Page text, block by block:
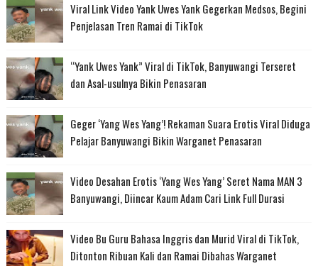
Viral Link Video Yank Uwes Yank Gegerkan Medsos, Begini
Penjelasan Tren Ramai di TikTok
“Yank Uwes Yank” Viral di TikTok, Banyuwangi Terseret
dan Asal-usulnya Bikin Penasaran
Geger ‘Yang Wes Yang’! Rekaman Suara Erotis Viral Diduga
Pelajar Banyuwangi Bikin Warganet Penasaran
Video Desahan Erotis ‘Yang Wes Yang’ Seret Nama MAN 3
Banyuwangi, Diincar Kaum Adam Cari Link Full Durasi
Video Bu Guru Bahasa Inggris dan Murid Viral di TikTok,
Ditonton Ribuan Kali dan Ramai Dibahas Warganet